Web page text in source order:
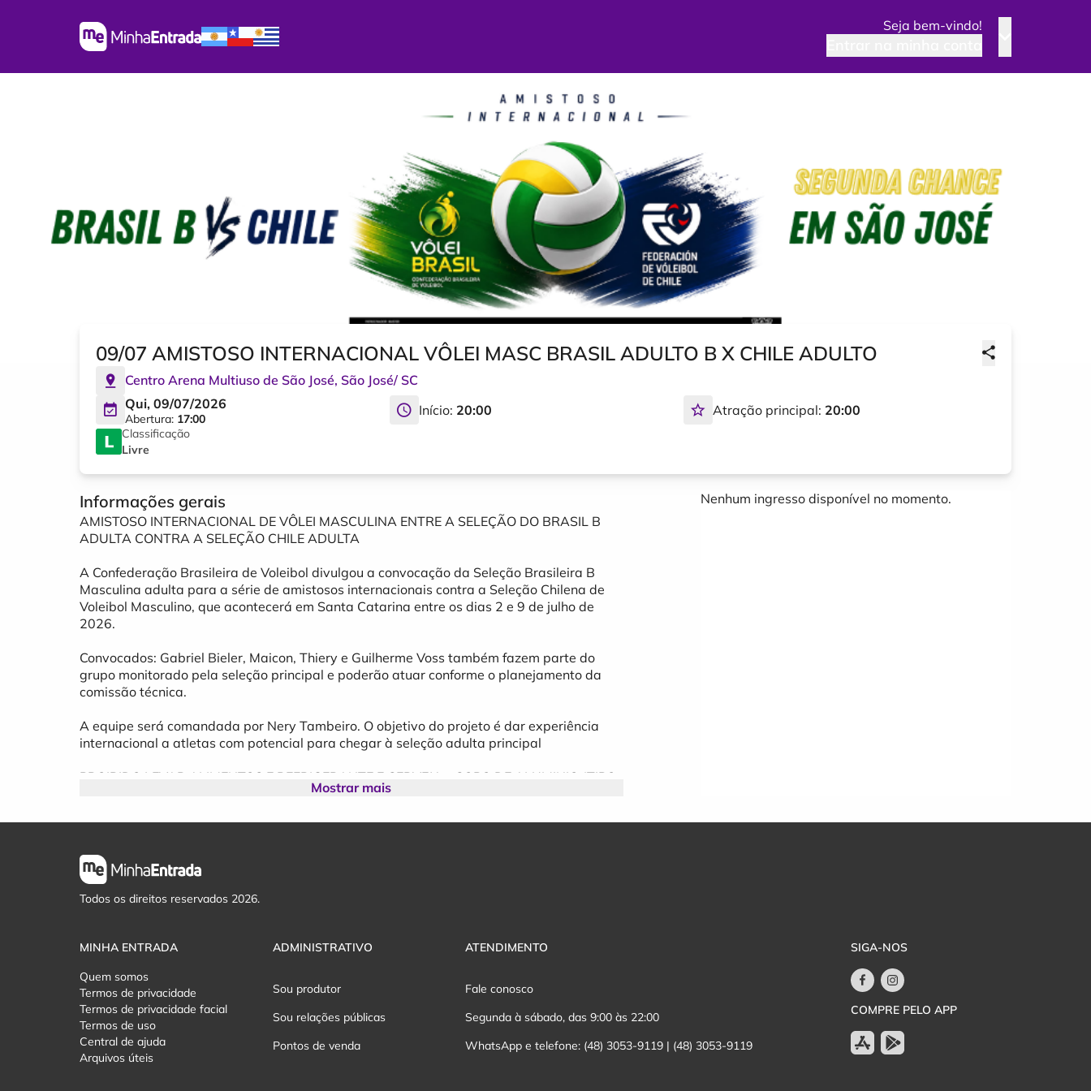
Seja bem-vindo!
09/07 AMISTOSO INTERNACIONAL VÔLEI MASC BRASIL ADULTO B X CHILE ADULTO
Centro Arena Multiuso de São José, São José/ SC
Qui, 09/07/2026
Abertura: 17:00
Início: 20:00 Atração principal: 20:00
Classificação
Livre
Informações gerais
AMISTOSO INTERNACIONAL DE VÔLEI MASCULINA ENTRE A SELEÇÃO DO BRASIL B
ADULTA CONTRA A SELEÇÃO CHILE ADULTA
A Confederação Brasileira de Voleibol divulgou a convocação da Seleção Brasileira B
Masculina adulta para a série de amistosos internacionais contra a Seleção Chilena de
Voleibol Masculino, que acontecerá em Santa Catarina entre os dias 2 e 9 de julho de
2026.
Convocados: Gabriel Bieler, Maicon, Thiery e Guilherme Voss também fazem parte do
grupo monitorado pela seleção principal e poderão atuar conforme o planejamento da
comissão técnica.
A equipe será comandada por Nery Tambeiro. O objetivo do projeto é dar experiência
internacional a atletas com potencial para chegar à seleção adulta principal
PROIBIDO LEVAR ALIMENTOS E REFRIGERANTE E CERVEJA - COPO DE ALUMINIO (TIPO
Durante o período de pré-venda, exclusivo para clientes Banco do Brasil com Cartões BB,
será possível adquirir ingressos com 50% de desconto, podendo adquirir até dois
A partir de quantos anos precisa de ingresso?
Mostrar mais
Nenhum ingresso disponível no momento.
Todos os direitos reservados 2026.
MINHA ENTRADA
Quem somos
Termos de privacidade
Termos de privacidade facial
Termos de uso
Central de ajuda
Arquivos úteis
ADMINISTRATIVO
Sou produtor
Sou relações públicas
Pontos de venda
ATENDIMENTO
Fale conosco
Segunda à sábado, das 9:00 às 22:00
WhatsApp e telefone: (48) 3053-9119 | (48) 3053-9119
SIGA-NOS
COMPRE PELO APP